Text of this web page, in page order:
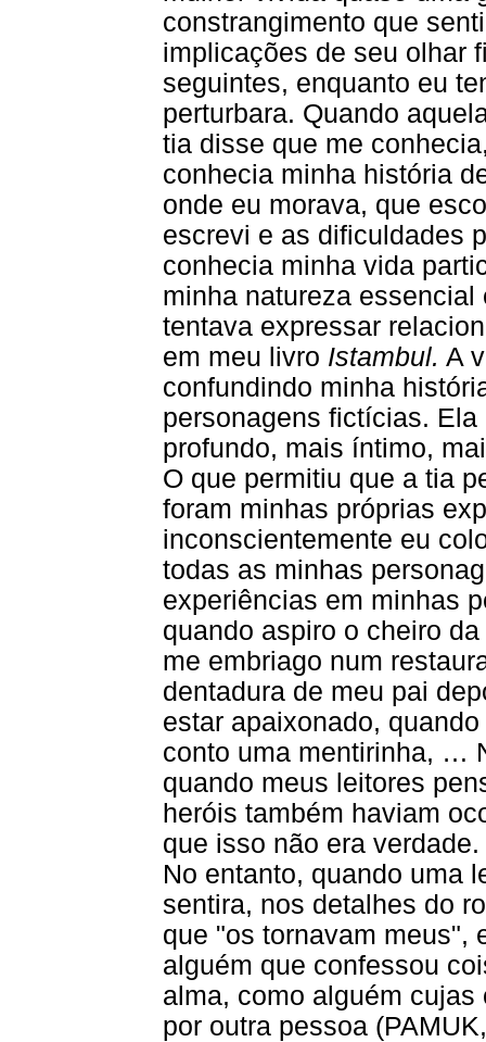
constrangimento que
implicações de seu olhar
seguintes, enquanto eu
perturbara. Quando
tia disse que me
conhecia minha história
onde eu morava, que
escrevi e as dificuldades
conhecia minha vida
minha natureza
tentava expressar
em meu livro Istambul. A
confundindo minha
personagens fictícias.
profundo, mais íntimo,
O que permitiu que a tia
foram minhas próprias
inconscientemente eu
todas as minhas
experiências em minhas
quando aspiro o cheiro
me embriago num
dentadura de meu pai
estar apaixonado,
conto uma mentirinha, …
quando meus leitores
heróis também haviam
que isso não era verdade.
No entanto, quando uma
sentira, nos detalhes do
que "os tornavam meus",
alguém que confessou
alma, como alguém
por outra pessoa